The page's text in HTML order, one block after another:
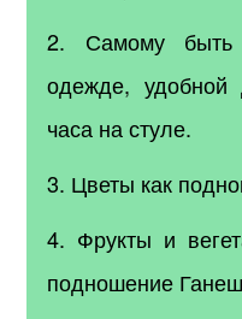
2. Самому быть
одежде, удобной
часа на стуле.
3. Цветы как
4. Фрукты и
подношение